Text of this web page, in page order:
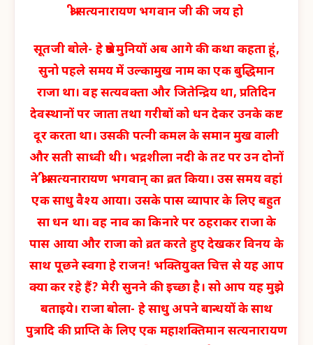
श्री सत्यनारायण भगवान जी की जय हो
सूतजी बोले- हे श्रेष्ठ मुनियों अब आगे की कथा कहता हूं,
सुनो पहले समय में उल्कामुख नाम का एक बुद्धिमान
राजा था। वह सत्यवक्ता और जितेन्द्रिय था, प्रतिदिन
देवस्थानों पर जाता तथा गरीबों को धन देकर उनके कष्ट
दूर करता था। उसकी पत्नी कमल के समान मुख वाली
और सती साध्वी थी। भद्रशीला नदी के तट पर उन दोनों
ने श्री सत्यनारायण भगवान् का व्रत किया। उस समय वहां
एक साधु वैश्य आया। उसके पास व्यापार के लिए बहुत
सा धन था। वह नाव का किनारे पर ठहराकर राजा के
पास आया और राजा को व्रत करते हुए देखकर विनय के
साथ पूछने स्वगा हे राजन! भक्तियुक्त चित्त से यह आप
क्या कर रहे हैं? मेरी सुनने की इच्छा है। सो आप यह मुझे
बताइये। राजा बोला- हे साधु अपने बान्धयों के साथ
पुत्रादि की प्राप्ति के लिए एक महाशक्तिमान सत्यनारायण